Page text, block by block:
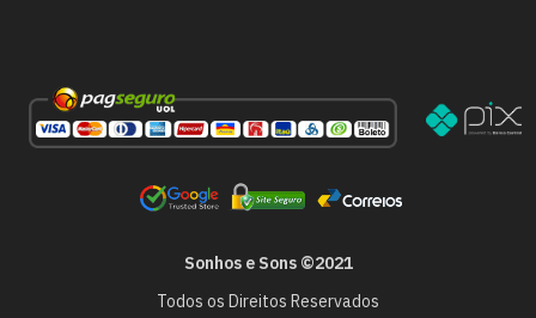
Sonhos e Sons ©2021
Todos os Direitos Reservados